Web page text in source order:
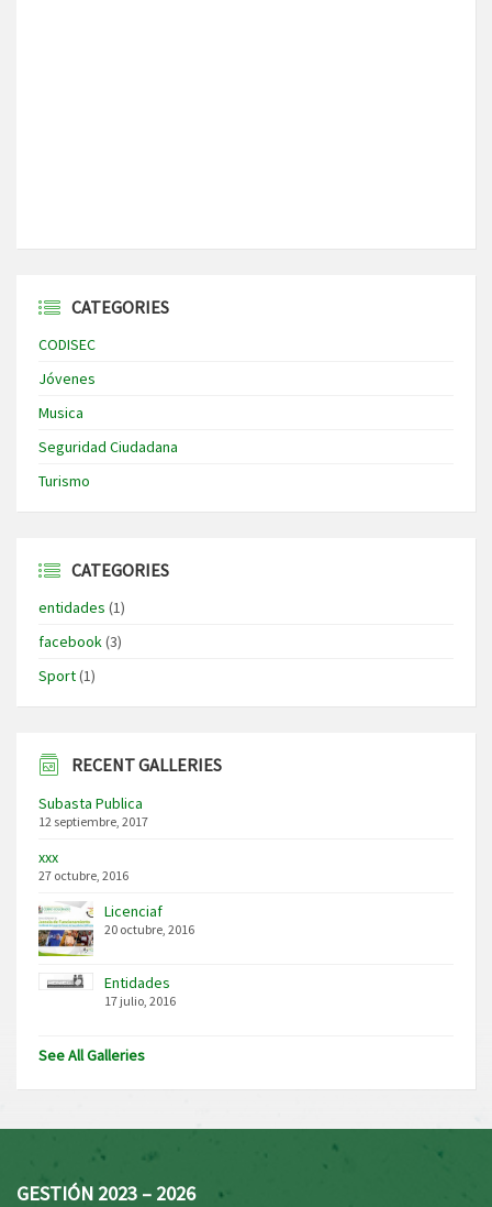
CATEGORIES
CODISEC
Jóvenes
Musica
Seguridad Ciudadana
Turismo
CATEGORIES
entidades (1)
facebook(3)
Sport(1)
RECENT GALLERIES
Subasta Publica
12 septiembre, 2017
xxx
27 octubre, 2016
Licenciaf
20 octubre, 2016
Entidades
17 julio, 2016
See All Galleries
GESTIÓN 2023 – 2026